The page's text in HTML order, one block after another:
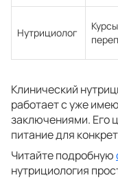
Нутрициолог
Курсы
Клинический
работает с уже
заключениями. Его
питание для
Читайте подробную
нутрициология